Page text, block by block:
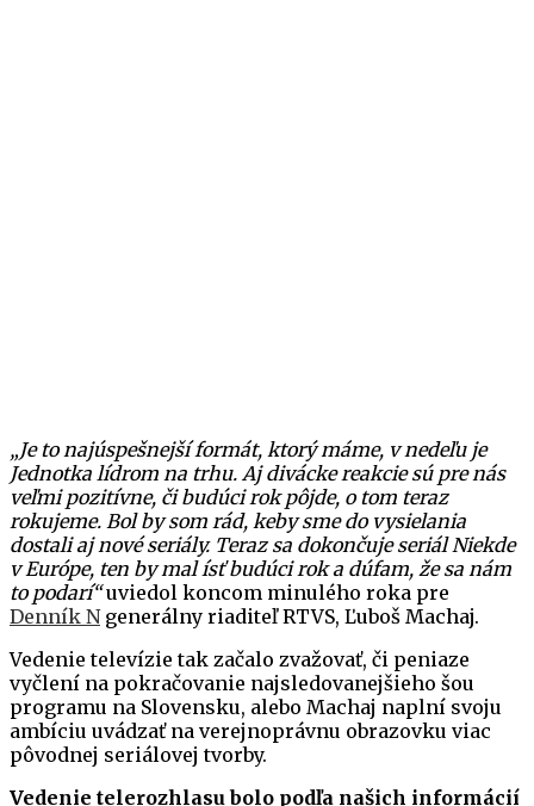
„Je to najúspešnejší formát, ktorý máme, v nedeľu je
Jednotka lídrom na trhu. Aj divácke reakcie sú pre nás
veľmi pozitívne, či budúci rok pôjde, o tom teraz
rokujeme. Bol by som rád, keby sme do vysielania
dostali aj nové seriály. Teraz sa dokončuje seriál Niekde
v Európe, ten by mal ísť budúci rok a dúfam, že sa nám
to podarí“uviedol koncom minulého roka pre
Denník Ngenerálny riaditeľ RTVS, Ľuboš Machaj.
Vedenie televízie tak začalo zvažovať, či peniaze
vyčlení na pokračovanie najsledovanejšieho šou
programu na Slovensku, alebo Machaj naplní svoju
ambíciu uvádzať na verejnoprávnu obrazovku viac
pôvodnej seriálovej tvorby.
Vedenie telerozhlasu bolo podľa našich informácií